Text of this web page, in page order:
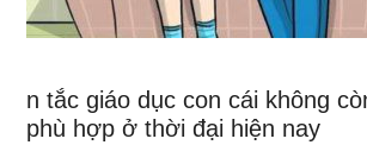
n tắc giáo dục con cái không
phù hợp ở thời đại hiện nay